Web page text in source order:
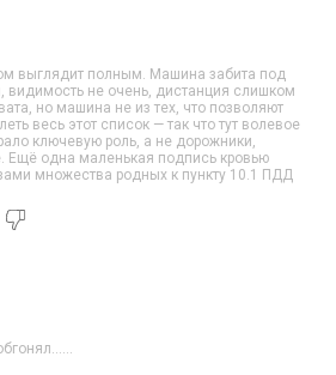
выглядит полным. Машина забита под
видимость не очень, дистанция слишком
но машина не из тех, что позволяют
весь этот список — так что тут волевое
ключевую роль, а не дорожники,
Ещё одна маленькая подпись кровью
множества родных к пункту 10.1 ПДД